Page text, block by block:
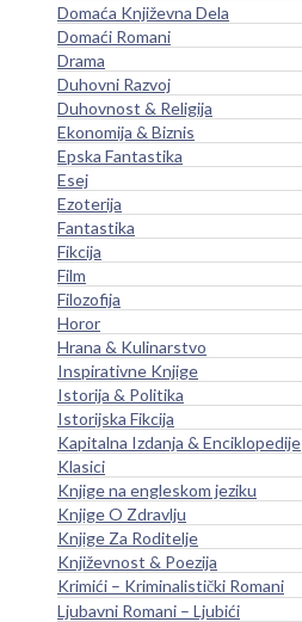
Domaća Književna Dela
Domaći Romani
Drama
Duhovni Razvoj
Duhovnost & Religija
Ekonomija & Biznis
Epska Fantastika
Esej
Ezoterija
Fantastika
Fikcija
Film
Filozofija
Horor
Hrana & Kulinarstvo
Inspirativne Knjige
Istorija & Politika
Istorijska Fikcija
Kapitalna Izdanja & Enciklopedije
Klasici
Knjige na engleskom jeziku
Knjige O Zdravlju
Knjige Za Roditelje
Književnost & Poezija
Krimići – Kriminalistički Romani
Ljubavni Romani – Ljubići